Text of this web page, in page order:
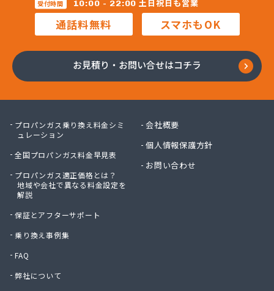
三田岱治商店
氏家高圧ガス保安センター
小篠酸素株式会社
小島不動産
小野崎燃料設備有限会社
松島ガス株式会社
上都賀プロパンガス協同組合
神山液化ガス
須田商事株式会社
星のや商店
受付時間 10:00 - 22:00 土日祝日も営業
通話料無料 スマホもOK
お見積り・お問い合せはコチラ
プロパンガス乗り換え料金シミ
ュレーション
全国プロパンガス料金早見表
プロパンガス適正価格とは？
地域や会社で異なる料金設定を
解説
保証とアフターサポート
乗り換え事例集
FAQ
弊社について
会社概要
個人情報保護方針
お問い合わせ